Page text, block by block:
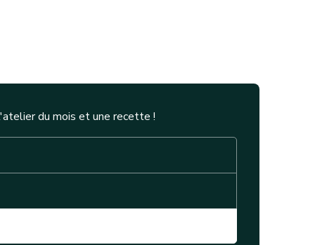
du mois et une recette !